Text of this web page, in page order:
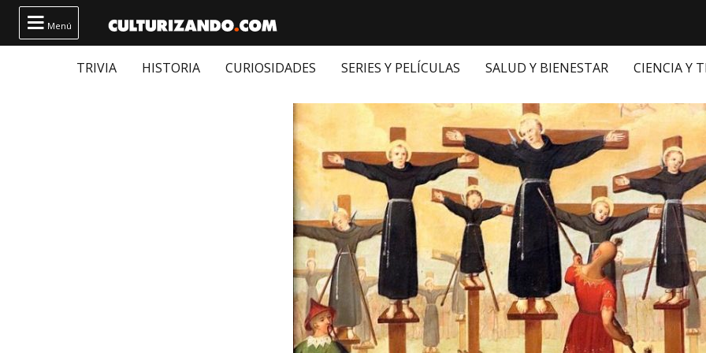
 Menú
TRIVIA HISTORIA CURIOSIDADES SERIES Y PELÍCULAS SALUD Y BIENESTAR CIENCIA Y